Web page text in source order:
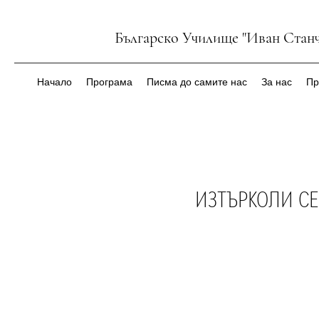
Българско Училище "Иван
Начало Програма Писма до самите нас За нас
ИЗТЪРКОЛИ